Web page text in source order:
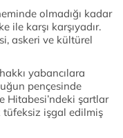
olmadığı kadar
ile karşı karşıyadır.
askeri ve kültürel
yabancılara
pençesinde
Hitabesi’ndeki şartlar
tüfeksiz işgal edilmiş